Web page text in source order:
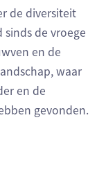
de diversiteit
de vroege
en de
waar
en de
gevonden.